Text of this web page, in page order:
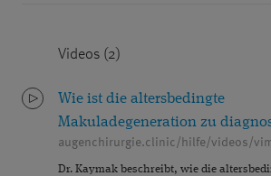
Videos (2)
Wie ist die altersbedingte
Makuladegeneration zu
Dr. Kaymak beschreibt, wie die